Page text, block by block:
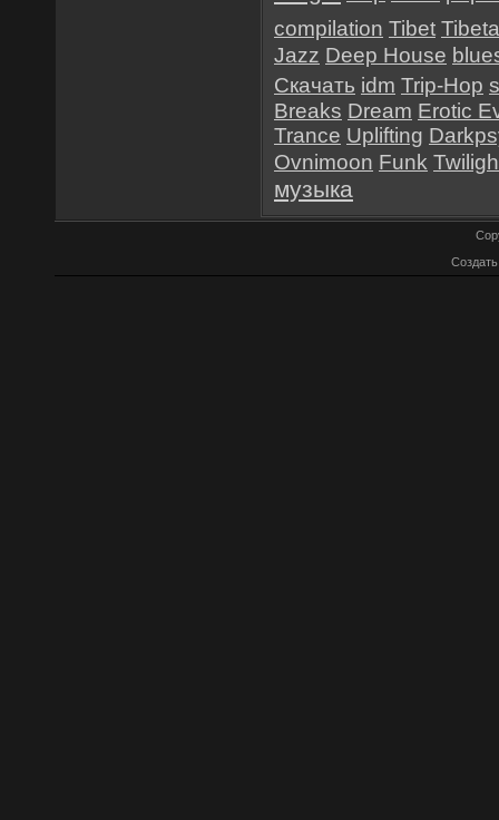
compilation Tibet
Jazz Deep House
Скачать idm Trip-Hop
Breaks Dream Erotic
Trance Uplifting
Ovnimoon Funk
музыка